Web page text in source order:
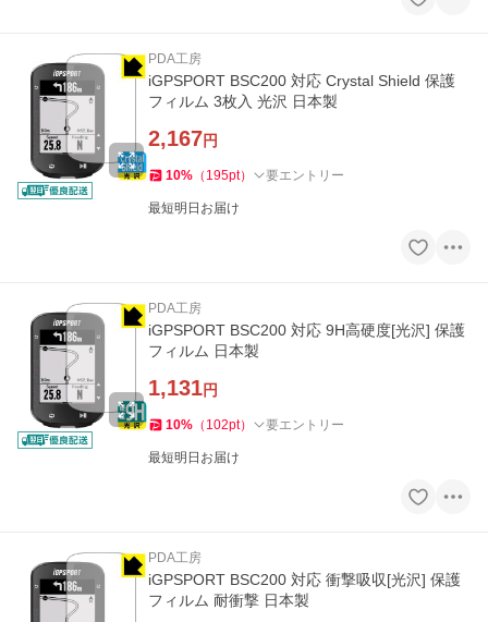
PDA工房
iGPSPORT BSC200 対応 Crystal Shield 保護
フィルム 3枚入 光沢 日本製
2,167円
10% （ 195pt） 要エントリー
最短明日お届け
PDA工房
iGPSPORT BSC200 対応 9H高硬度[光沢] 保護
フィルム 日本製
1,131円
10% （ 102pt） 要エントリー
最短明日お届け
PDA工房
iGPSPORT BSC200 対応 衝撃吸収[光沢] 保護
フィルム 耐衝撃 日本製